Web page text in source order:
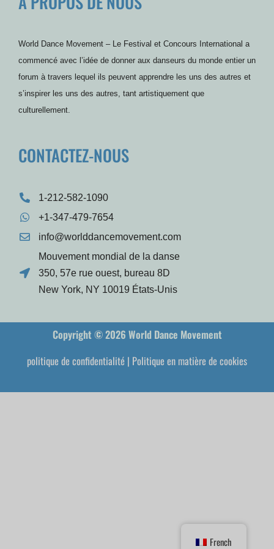
o e b
m t s
World Dance Movement – Le Festival et Concours International a
commencé avec l’idée de donner aux danseurs du monde entier un
forum à travers lequel ils peuvent apprendre les uns des autres et
s’inspirer les uns des autres, tant artistiquement que
culturellement.
CONTACTEZ-NOUS
1-212-582-1090
+1-347-479-7654
info@worlddancemovement.com
Mouvement mondial de la danse
350, 57e rue ouest, bureau 8D
New York, NY 10019 États-Unis
Copyright © 2026 World Dance Movement
politique de confidentialité | Politique en matière de cookies
French